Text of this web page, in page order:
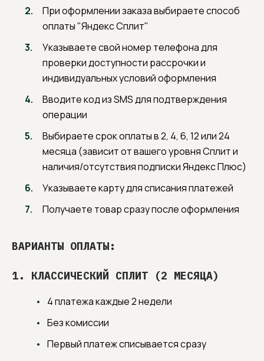
При оформлении заказа выбираете способ
оплаты "Яндекс Сплит"
Указываете свой номер телефона для
проверки доступности рассрочки и
индивидуальных условий оформления
Вводите код из SMS для подтверждения
операции
Выбираете срок оплаты в 2, 4, 6, 12 или 24
месяца (зависит от вашего уровня Сплит и
наличия/отсутствия подписки Яндекс Плюс)
Указываете карту для списания платежей
Получаете товар сразу после оформления
ВАРИАНТЫ ОПЛАТЫ:
1. КЛАССИЧЕСКИЙ СПЛИТ (2 МЕСЯЦА)
4 платежа каждые 2 недели
Без комиссии
Первый платеж списывается сразу